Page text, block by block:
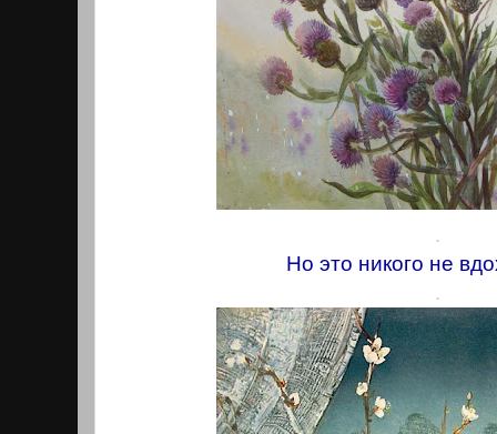
.
Но это никого не
.